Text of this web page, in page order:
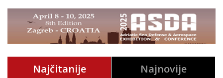
Najčitanije Najnovije